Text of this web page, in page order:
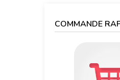
COMMANDE